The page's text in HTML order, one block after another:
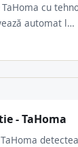
cu
automat l…
- TaHoma